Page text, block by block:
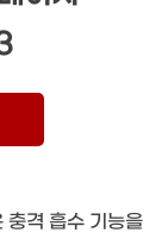
격 흡수 기능을